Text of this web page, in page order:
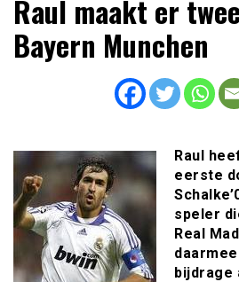
Transfers,
Internationaal
transferupdates, analyses en
spelers en competities uit binnen-
Raul maakt er
Bayern Munchen
Raul
eerste
speler
Real
bijdrage